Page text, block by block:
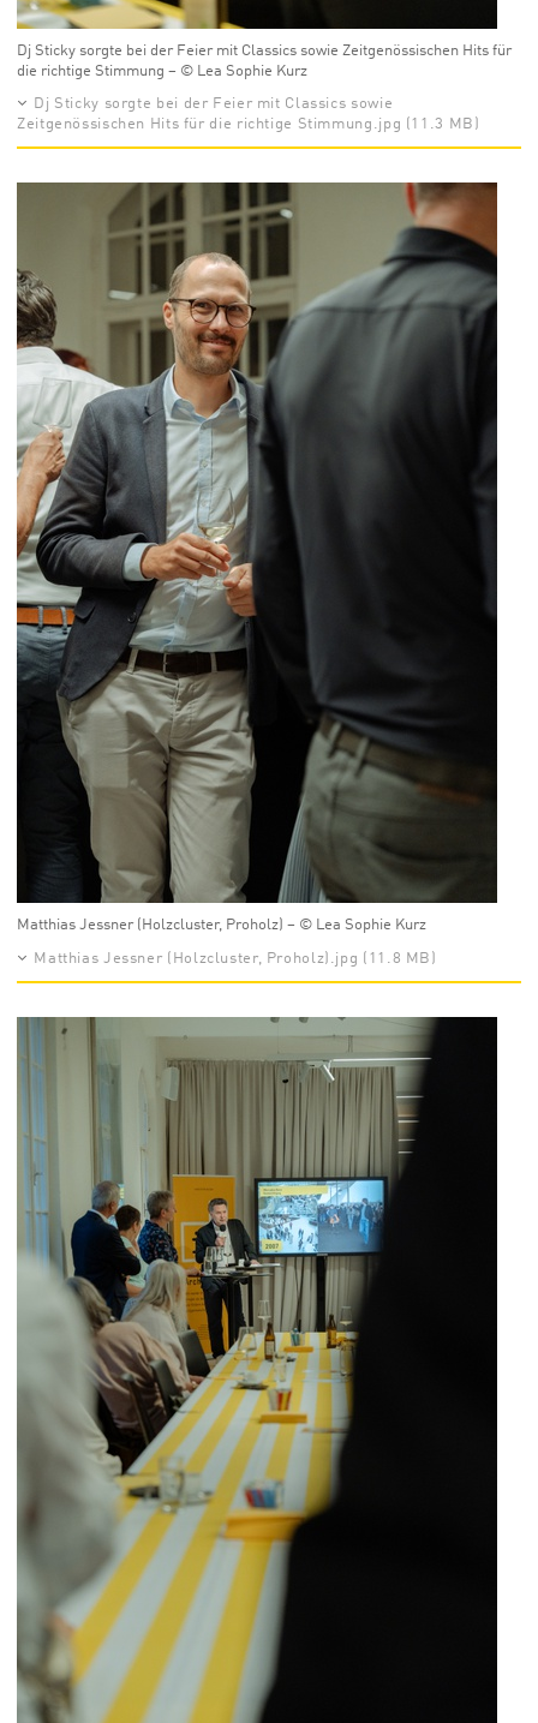
Dj Sticky sorgte bei der Feier mit Classics sowie Zeitgenössischen Hits für
die richtige Stimmung – © Lea Sophie Kurz
Dj Sticky sorgte bei der Feier mit Classics sowie
Zeitgenössischen Hits für die richtige Stimmung.jpg (11.3 MB)
Matthias Jessner (Holzcluster, Proholz) – © Lea Sophie Kurz
Matthias Jessner (Holzcluster, Proholz).jpg (11.8 MB)